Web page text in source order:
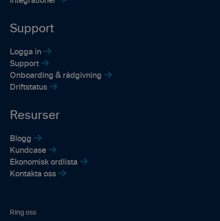
Support
Logga in
Support
Onboarding & rådgivning
Driftstatus
Resurser
Blogg
Kundcase
Ekonomisk ordlista
Kontakta oss
Ring oss